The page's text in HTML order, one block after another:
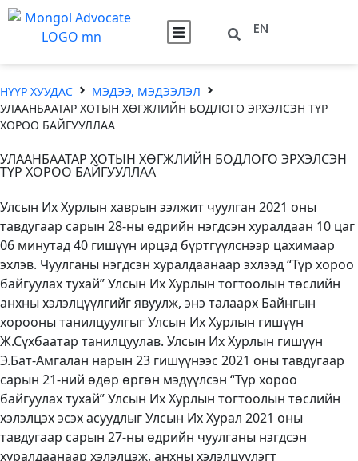
EN
НҮҮР ХУУДАС
МЭДЭЭ, МЭДЭЭЛЭЛ
УЛААНБААТАР ХОТЫН ХӨГЖЛИЙН БОДЛОГО ЭРХЭЛСЭН ТҮР
ХОРОО БАЙГУУЛЛАА
УЛААНБААТАР ХОТЫН ХӨГЖЛИЙН БОДЛОГО ЭРХЭЛСЭН
ТҮР ХОРОО БАЙГУУЛЛАА
Улсын Их Хурлын хаврын ээлжит чуулган 2021 оны
тавдугаар сарын 28-ны өдрийн нэгдсэн хуралдаан 10 цаг
06 минутад 40 гишүүн ирцэд бүртгүүлснээр цахимаар
эхлэв. Чуулганы нэгдсэн хуралдаанаар эхлээд “Түр хороо
байгуулах тухай” Улсын Их Хурлын тогтоолын төслийн
анхны хэлэлцүүлгийг явуулж, энэ талаарх Байнгын
хорооны танилцуулгыг Улсын Их Хурлын гишүүн
Ж.Сүхбаатар танилцуулав. Улсын Их Хурлын гишүүн
Э.Бат-Амгалан нарын 23 гишүүнээс 2021 оны тавдугаар
сарын 21-ний өдөр өргөн мэдүүлсэн “Түр хороо
байгуулах тухай” Улсын Их Хурлын тогтоолын төслийн
хэлэлцэх эсэх асуудлыг Улсын Их Хурал 2021 оны
тавдугаар сарын 27-ны өдрийн чуулганы нэгдсэн
хуралдаанаар хэлэлцэж, анхны хэлэлцүүлэгт